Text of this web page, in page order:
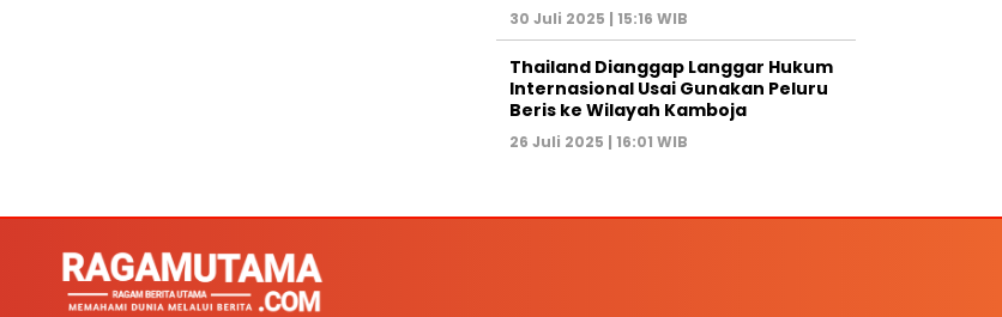
30 Juli 2025 | 15:16 WIB
Thailand Dianggap Langgar Hukum
Internasional Usai Gunakan Peluru
Beris ke Wilayah Kamboja
26 Juli 2025 | 16:01 WIB